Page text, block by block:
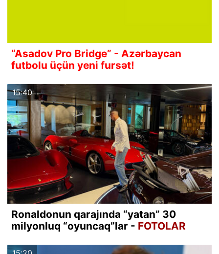
“Asadov Pro Bridge” - Azərbaycan
futbolu üçün yeni fursət!
15:40
Ronaldonun qarajında “yatan” 30
milyonluq “oyuncaq”lar - FOTOLAR